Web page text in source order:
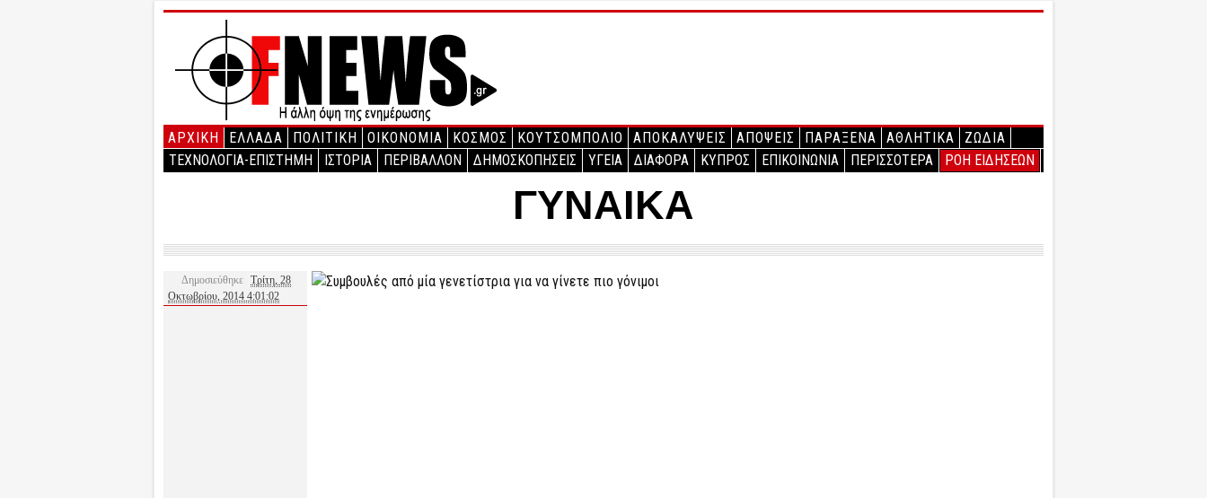
ΑΡΧΙΚΉ ΕΛΛΑΔΑ ΠΟΛΙΤΙΚΗ ΟΙΚΟΝΟΜΙΑ ΚΟΣΜΟΣ ΚΟΥΤΣΟΜΠΟΛΙΟ ΑΠΟΚΑΛΥΨΕΙΣ ΑΠΟΨΕΙΣ ΠΑΡΑΞΕΝΑ ΑΘΛΗΤΙΚΑ
ΖΩΔΙΑ
ΤΕΧΝΟΛΟΓΙΑ-ΕΠΙΣΤΗΜΗ
ΙΣΤΟΡΙΑ ΠΕΡΙΒΑΛΛΟΝ ΔΗΜΟΣΚΟΠΗΣΕΙΣ ΥΓΕΙΑ ΔΙΑΦΟΡΑ ΚΥΠΡΟΣ ΕΠΙΚΟΙΝΩΝΙΑ ΠΕΡΙΣΣΟΤΕΡΑ ΡΟΗ ΕΙΔΗΣΕΩΝ
ΓΥΝΑΙΚΑ
Δημοσιεύθηκε Τρίτη, 28
Οκτωβρίου, 2014 4:01:02